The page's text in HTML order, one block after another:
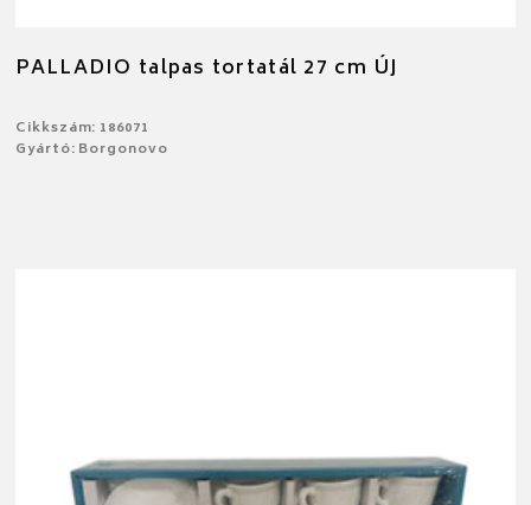
PALLADIO talpas tortatál 27 cm ÚJ
Cikkszám: 186071
Gyártó: Borgonovo